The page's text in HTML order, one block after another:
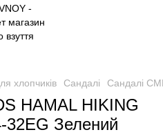
хлопчиків Сандалі Сандалі
HAMAL HIKING
32EG Зелений